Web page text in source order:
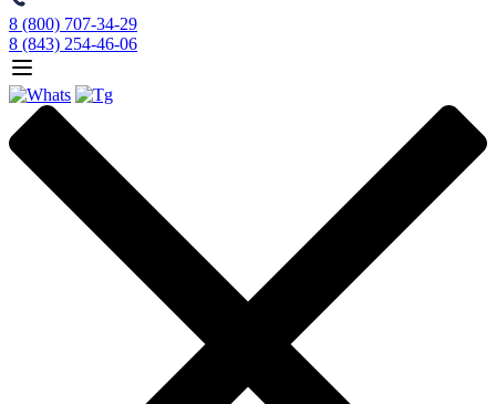
8 (800) 707-34-29
8 (843) 254-46-06